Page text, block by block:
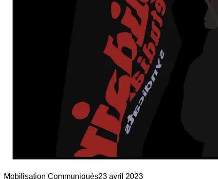
Mobilisation Communiqués23 avril 2023